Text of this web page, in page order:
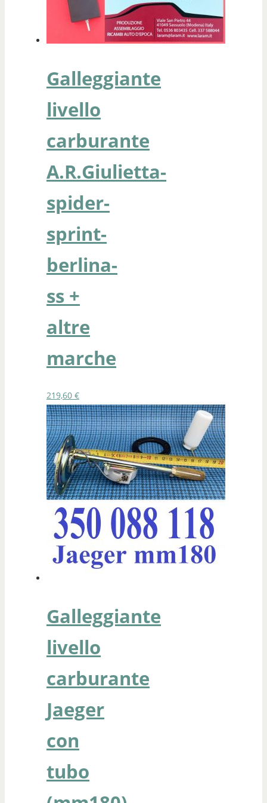
Galleggiante
livello
carburante
A.R.Giulietta-
spider-
sprint-
berlina-
ss +
altre
marche
219,60 €
Galleggiante
livello
carburante
Jaeger
con
tubo